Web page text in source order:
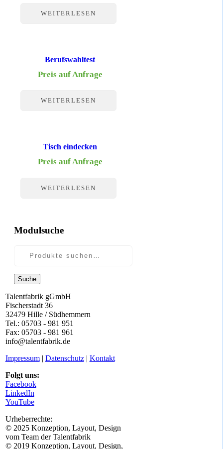
WEITERLESEN
Berufswahltest
Preis auf Anfrage
WEITERLESEN
Tisch eindecken
Preis auf Anfrage
WEITERLESEN
Modulsuche
Suche
Talentfabrik gGmbH
Fischerstadt 36
32479 Hille / Südhemmern
Tel.: 05703 - 981 951
Fax: 05703 - 981 961
info@talentfabrik.de
Impressum| Datenschutz| Kontakt
Folgt uns:
Facebook
LinkedIn
YouTube
Urheberrechte:
© 2025 Konzeption, Layout, Design
vom Team der Talentfabrik
© 2019 Konzeption, Layout, Design,